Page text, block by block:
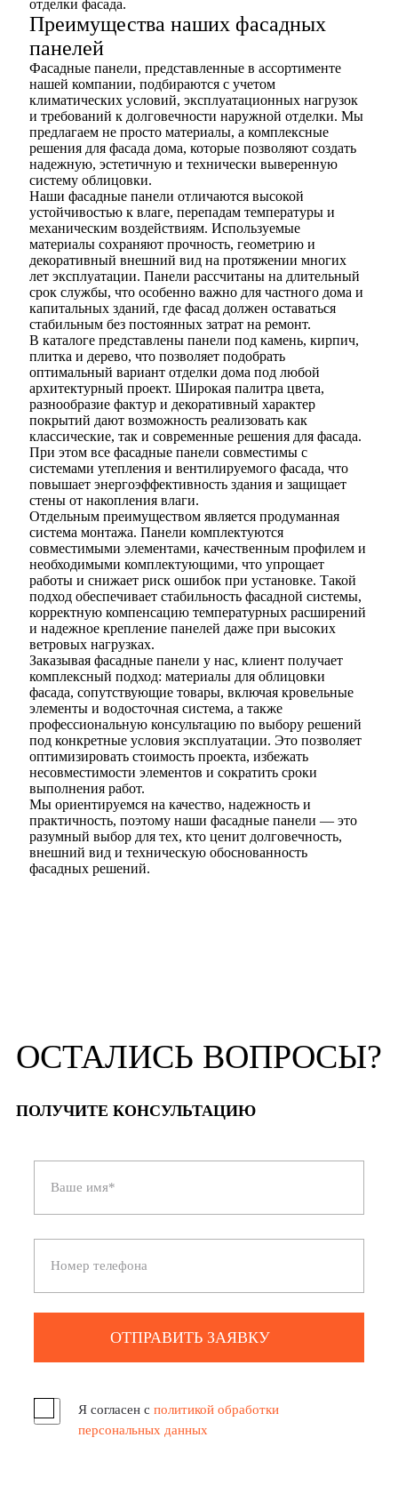
отделки фасада.
Преимущества наших фасадных
панелей
Фасадные панели, представленные в ассортименте
нашей компании, подбираются с учетом
климатических условий, эксплуатационных нагрузок
и требований к долговечности наружной отделки. Мы
предлагаем не просто материалы, а комплексные
решения для фасада дома, которые позволяют создать
надежную, эстетичную и технически выверенную
систему облицовки.
Наши фасадные панели отличаются высокой
устойчивостью к влаге, перепадам температуры и
механическим воздействиям. Используемые
материалы сохраняют прочность, геометрию и
декоративный внешний вид на протяжении многих
лет эксплуатации. Панели рассчитаны на длительный
срок службы, что особенно важно для частного дома и
капитальных зданий, где фасад должен оставаться
стабильным без постоянных затрат на ремонт.
В каталоге представлены панели под камень, кирпич,
плитка и дерево, что позволяет подобрать
оптимальный вариант отделки дома под любой
архитектурный проект. Широкая палитра цвета,
разнообразие фактур и декоративный характер
покрытий дают возможность реализовать как
классические, так и современные решения для фасада.
При этом все фасадные панели совместимы с
системами утепления и вентилируемого фасада, что
повышает энергоэффективность здания и защищает
стены от накопления влаги.
Отдельным преимуществом является продуманная
система монтажа. Панели комплектуются
совместимыми элементами, качественным профилем и
необходимыми комплектующими, что упрощает
работы и снижает риск ошибок при установке. Такой
подход обеспечивает стабильность фасадной системы,
корректную компенсацию температурных расширений
и надежное крепление панелей даже при высоких
ветровых нагрузках.
Заказывая фасадные панели у нас, клиент получает
комплексный подход: материалы для облицовки
фасада, сопутствующие товары, включая кровельные
элементы и водосточная система, а также
профессиональную консультацию по выбору решений
под конкретные условия эксплуатации. Это позволяет
оптимизировать стоимость проекта, избежать
несовместимости элементов и сократить сроки
выполнения работ.
Мы ориентируемся на качество, надежность и
практичность, поэтому наши фасадные панели — это
разумный выбор для тех, кто ценит долговечность,
внешний вид и техническую обоснованность
фасадных решений.
ОСТАЛИСЬ ВОПРОСЫ?
ПОЛУЧИТЕ КОНСУЛЬТАЦИЮ
ОТПРАВИТЬ ЗАЯВКУ
Я согласен с политикой обработки
персональных данных